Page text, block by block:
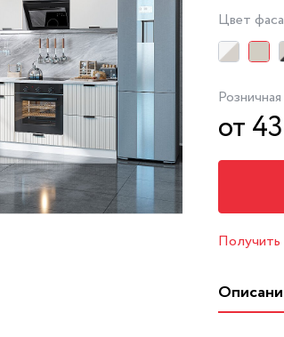
Цвет
от